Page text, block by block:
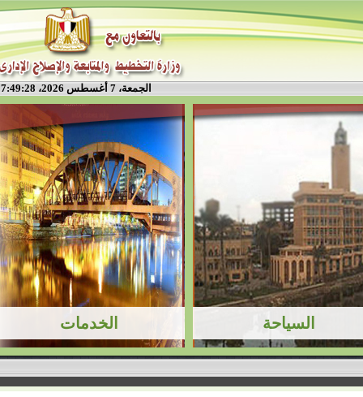
الجمعة، 7 أغسطس 2026، 7:49:28 م